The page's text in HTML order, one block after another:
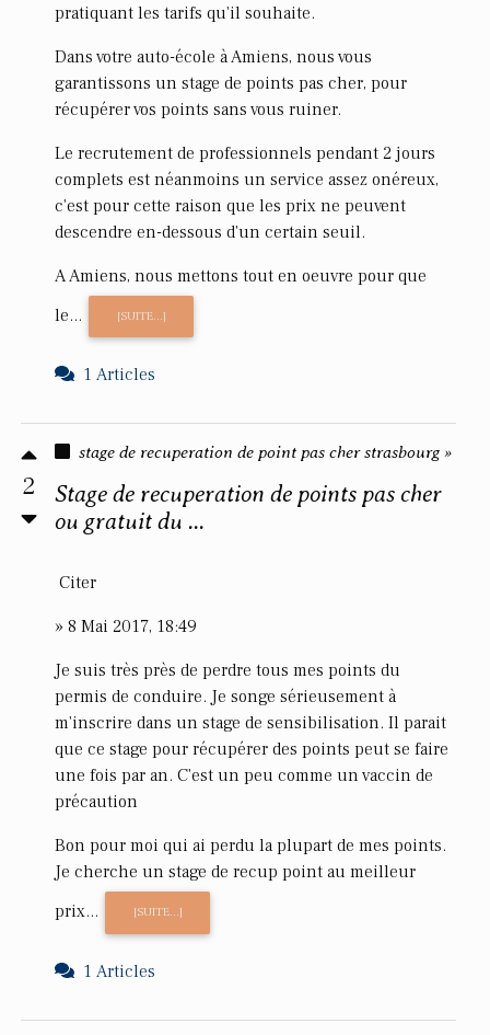
pratiquant les tarifs qu'il souhaite.
Dans votre auto-école à Amiens, nous vous
garantissons un stage de points pas cher, pour
récupérer vos points sans vous ruiner.
Le recrutement de professionnels pendant 2 jours
complets est néanmoins un service assez onéreux,
c'est pour cette raison que les prix ne peuvent
descendre en-dessous d'un certain seuil.
A Amiens, nous mettons tout en oeuvre pour que
le...
[SUITE...]
1 Articles
2
stage de recuperation de point pas cher strasbourg »
Stage de recuperation de points pas cher
ou gratuit du ...
Citer
» 8 Mai 2017, 18:49
Je suis très près de perdre tous mes points du
permis de conduire. Je songe sérieusement à
m'inscrire dans un stage de sensibilisation. Il parait
que ce stage pour récupérer des points peut se faire
une fois par an. C'est un peu comme un vaccin de
précaution
Bon pour moi qui ai perdu la plupart de mes points.
Je cherche un stage de recup point au meilleur
prix...
[SUITE...]
1 Articles